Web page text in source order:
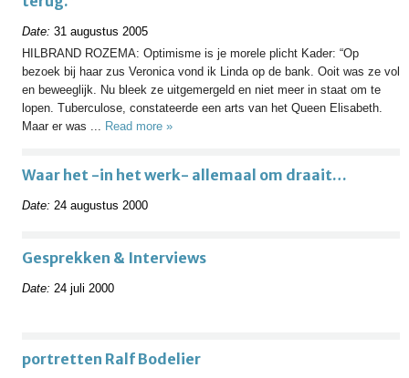
Date: 31 augustus 2005
HILBRAND ROZEMA: Optimisme is je morele plicht Kader: “Op
bezoek bij haar zus Veronica vond ik Linda op de bank. Ooit was ze vol
en beweeglijk. Nu bleek ze uitgemergeld en niet meer in staat om te
lopen. Tuberculose, constateerde een arts van het Queen Elisabeth.
Maar er was ... Read more »
Waar het -in het werk- allemaal om draait…
Date: 24 augustus 2000
Gesprekken & Interviews
Date: 24 juli 2000
portretten Ralf Bodelier